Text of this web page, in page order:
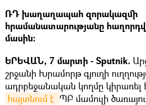
ՌԴ խաղաղապահ զորակազմի
հրամանատարությանը
մասին։
ԵՐԵՎԱՆ, 7 մարտի - Sputnik.
շրջանի Խրամորթ գյուղի
ադրբեջանական կողմը
հայտնում է ՊԲ մամուլի